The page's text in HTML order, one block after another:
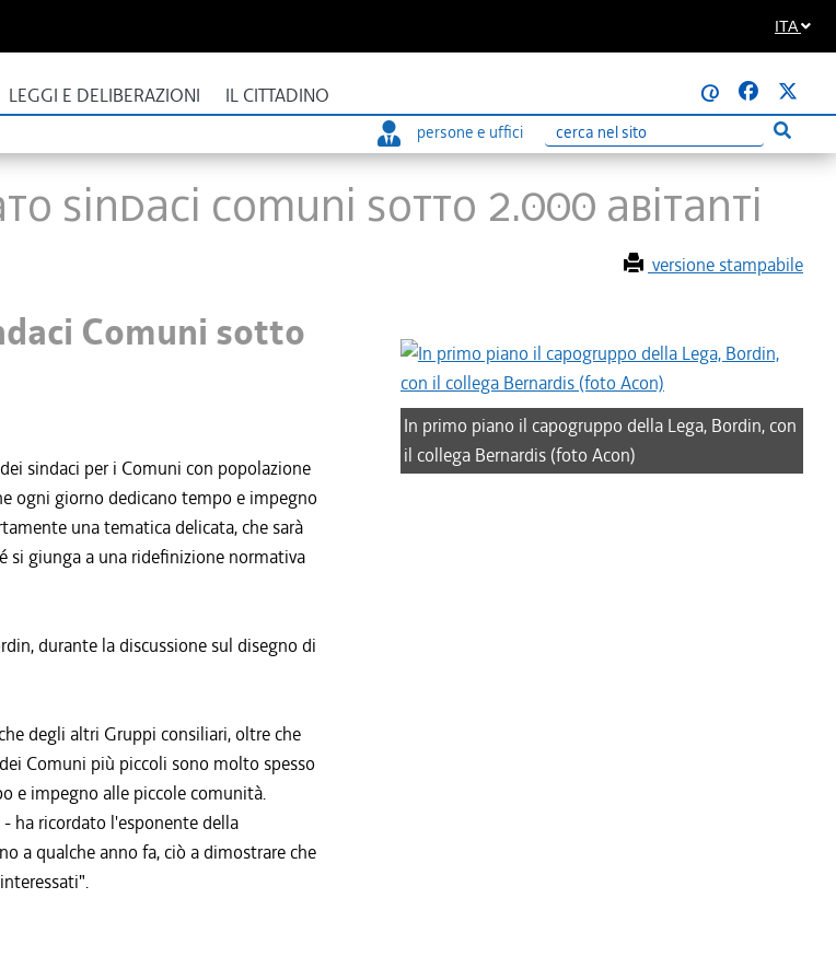
ITA
LEGGI E DELIBERAZIONI IL CITTADINO @
persone e uffici
Ricerca Esegui
sindaci Comuni sotto 2.000 abitanti
versione stampabile
Comuni sotto
sindaci per i Comuni con popolazione
ogni giorno dedicano tempo e impegno
una tematica delicata, che sarà
si giunga a una ridefinizione normativa
durante la discussione sul disegno di
degli altri Gruppi consiliari, oltre che
Comuni più piccoli sono molto spesso
e impegno alle piccole comunità.
ha ricordato l'esponente della
a qualche anno fa, ciò a dimostrare che
In primo piano il capogruppo della Lega, Bordin, con
il collega Bernardis (foto Acon)